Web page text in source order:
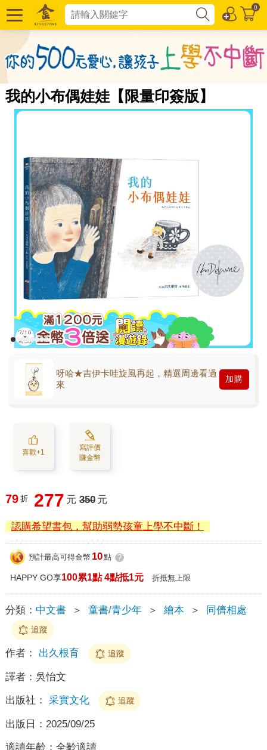
0
我的小布偶娃娃【限量印簽版】
呀哈★吉伊卡哇旋風再起，精選周邊看過
來
加購
喜歡+1
寫評價
賺金幣
79 折 277 元 350 元
認購希望書包，幫助弱勢孩童上學不中斷！
預計最高可得金幣 10點 ?
HAPPY GO享100累1點 4點抵1元 折抵無上限
分類： 中文書 ＞ 童書/青少年 ＞ 繪本 ＞ 同儕相處
追蹤
作者： 出久根育 追蹤
譯者： 吳怡文
出版社： 采實文化 追蹤
出版日： 2025/09/25
適讀年齡： 全齡適讀